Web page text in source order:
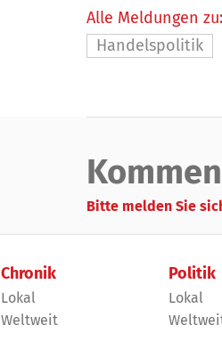
Alle Meldungen zu:
Handelspolitik
Bitte melden Sie
Chronik
Lokal
Weltweit
Politik
Lokal